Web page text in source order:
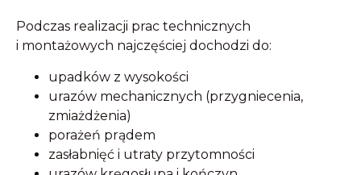
Podczas realizacji prac technicznych
i montażowych najczęściej dochodzi do:
upadków z wysokości
urazów mechanicznych (przygniecenia,
zmiażdżenia)
porażeń prądem
zasłabnięć i utraty przytomności